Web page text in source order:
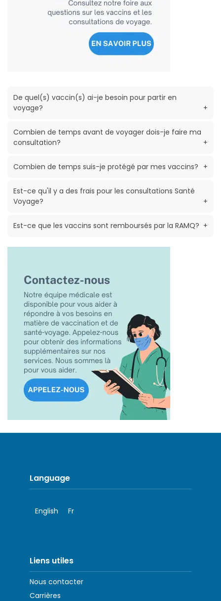
De quel(s) vaccin(s) ai-je besoin pour partir en
voyage?
+
Combien de temps avant de voyager dois-je faire ma
consultation?
+
Combien de temps suis-je protégé par mes vaccins? +
Est-ce qu'il y a des frais pour les consultations Santé
Voyage?
+
Est-ce que les vaccins sont remboursés par la RAMQ? +
Language
English Fr
Liens utiles
Nous contacter
Carrières